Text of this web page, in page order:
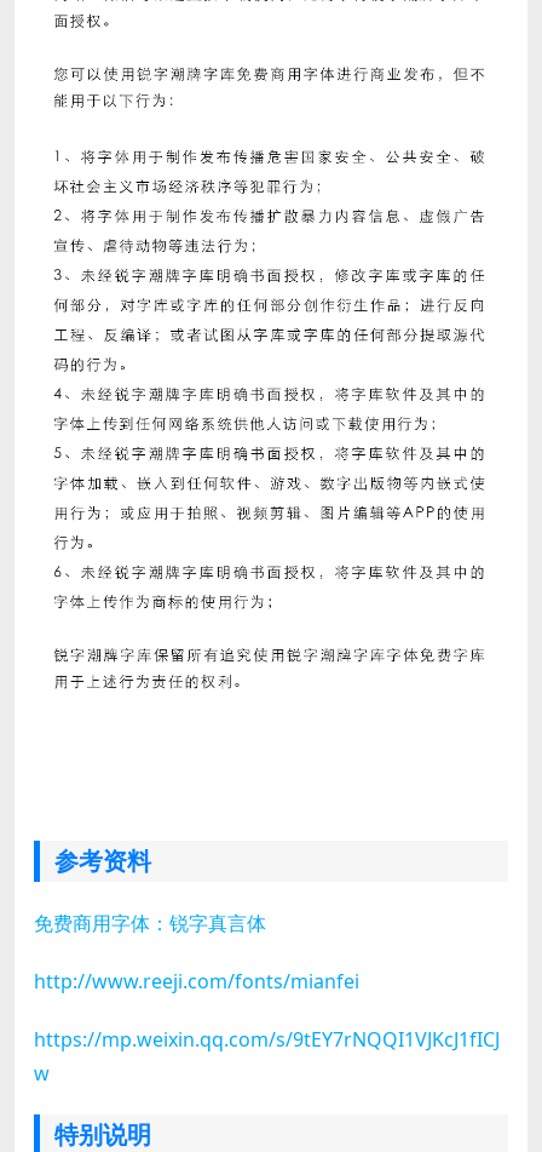
参考资料
免费商用字体：锐字真言体
http://www.reeji.com/fonts/mianfei
https://mp.weixin.qq.com/s/9tEY7rNQQI1VJKcJ1fICJ
w
特别说明